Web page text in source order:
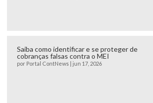
Saiba como identificar e se proteger de
cobranças falsas contra o MEI
por Portal ContNews jun 17, 2026